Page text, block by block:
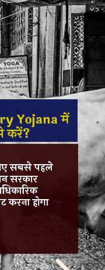
Yojana में
करें?
सबसे पहले
सरकार
करना होगा